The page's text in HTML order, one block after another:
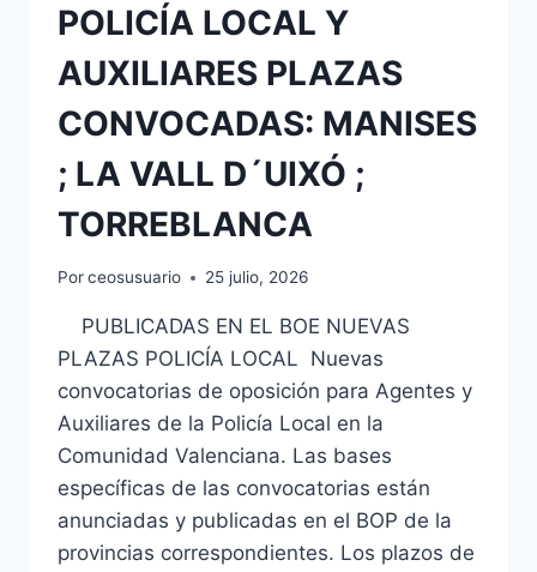
POLICÍA LOCAL Y
AUXILIARES PLAZAS
CONVOCADAS: MANISES
; LA VALL D´UIXÓ ;
TORREBLANCA
Porceosusuario 25 julio, 2026
PUBLICADAS EN EL BOE NUEVAS
PLAZAS POLICÍA LOCAL Nuevas
convocatorias de oposición para Agentes y
Auxiliares de la Policía Local en la
Comunidad Valenciana. Las bases
específicas de las convocatorias están
anunciadas y publicadas en el BOP de la
provincias correspondientes. Los plazos de